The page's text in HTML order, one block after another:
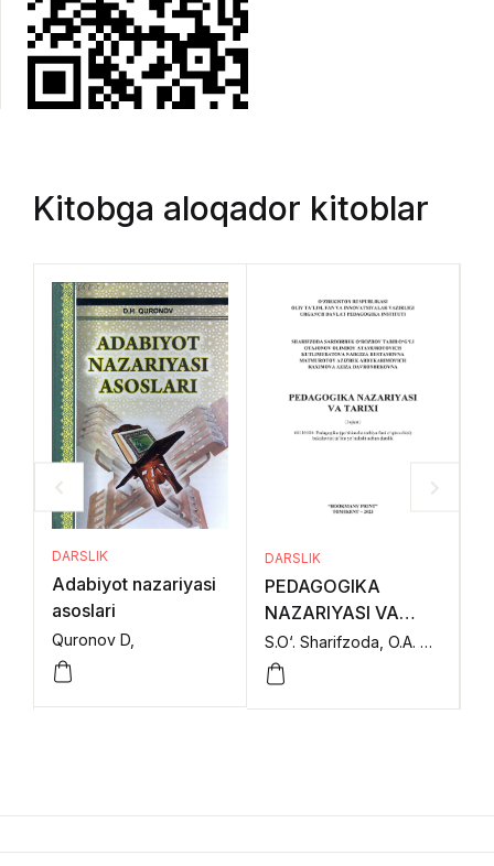
Kitobga aloqador kitoblar
DARSLIK
Adabiyot nazariyasi
asoslari
Quronov D,
DARSLIK
PEDAGOGIKA
NAZARIYASI VA
TARIXI (I-qism)
S.O‘. Sharifzoda, O.A. Otajonov, N.R. Kutlimurotova, A.A. Matmurotov, A.D. Raximova.,